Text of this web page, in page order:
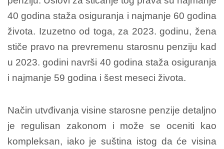
40 godina staža osiguranja i najmanje 60 godina
života. Izuzetno od toga, za 2023. godinu, žena
stiče pravo na prevremenu starosnu penziju kad
u 2023. godini navrši 40 godina staža osiguranja
i najmanje 59 godina i šest meseci života.
Način utvđivanja visine starosne penzije detaljno
je regulisan zakonom i može se oceniti kao
kompleksan, iako je suština istog da će visina